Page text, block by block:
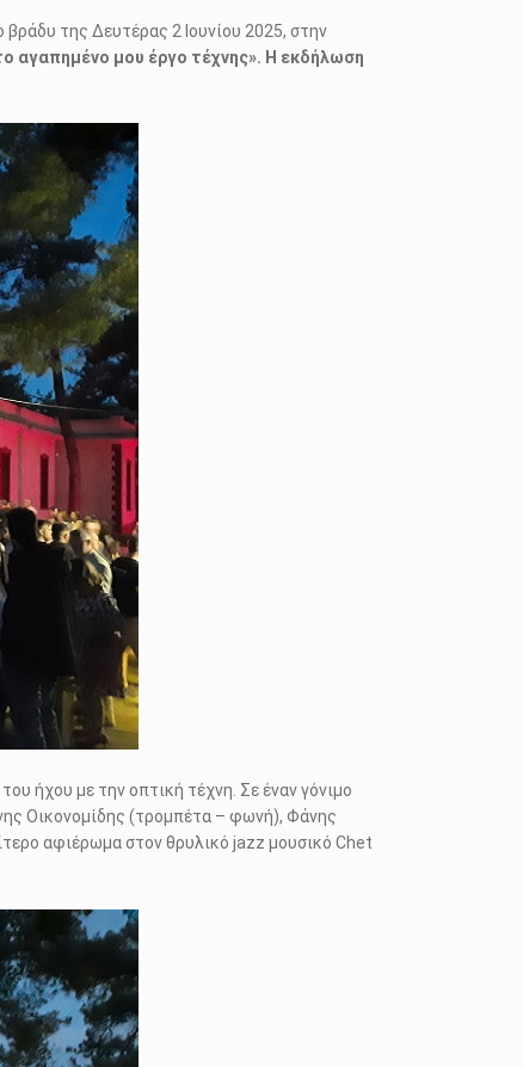
της Δευτέρας 2 Ιουνίου 2025, στην
αγαπημένο μου έργο τέχνης». Η εκδήλωση
ήχου με την οπτική τέχνη. Σε έναν γόνιμο
Οικονομίδης (τρομπέτα – φωνή), Φάνης
αφιέρωμα στον θρυλικό jazz μουσικό Chet